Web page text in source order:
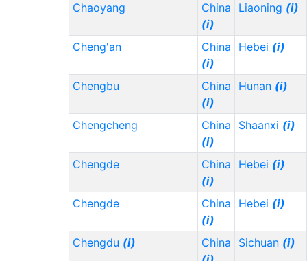
Chaoyang
China
(i)
Liaoning (i)
Cheng'an
China
(i)
Hebei (i)
Chengbu
China
(i)
Hunan (i)
Chengcheng
China
(i)
Shaanxi (i)
Chengde
China
(i)
Hebei (i)
Chengde
China
(i)
Hebei (i)
Chengdu (i)
China
Sichuan (i)